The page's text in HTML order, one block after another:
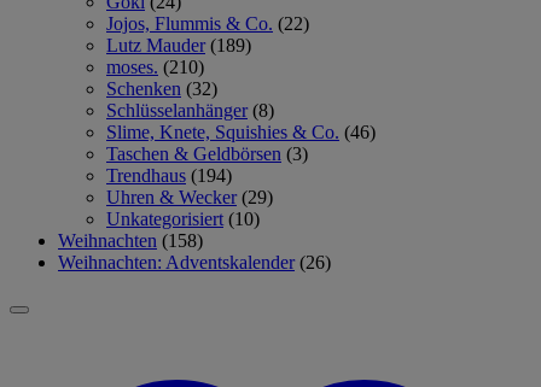
Jojos, Flummis & Co. (22)
Lutz Mauder (189)
moses. (210)
Schenken (32)
Schlüsselanhänger (8)
Slime, Knete, Squishies & Co. (46)
Taschen & Geldbörsen (3)
Trendhaus (194)
Uhren & Wecker (29)
Unkategorisiert (10)
Weihnachten (158)
Weihnachten: Adventskalender (26)